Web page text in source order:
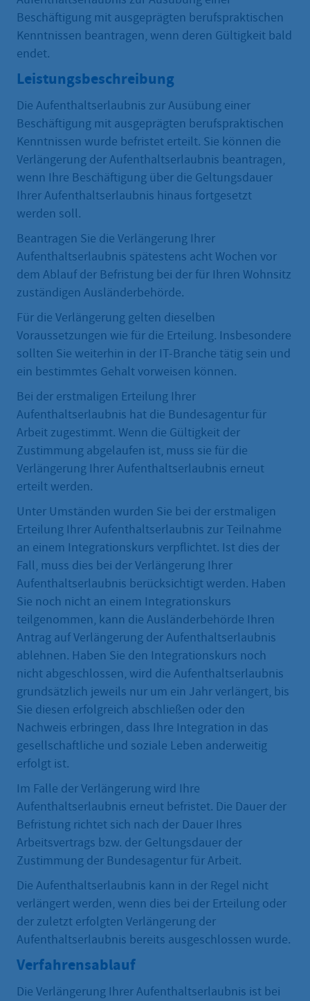
Beschäftigung mit ausgeprägten berufspraktischen
Kenntnissen beantragen, wenn deren Gültigkeit bald
endet.
Leistungsbeschreibung
Die Aufenthaltserlaubnis zur Ausübung einer
Beschäftigung mit ausgeprägten berufspraktischen
Kenntnissen wurde befristet erteilt. Sie können die
Verlängerung der Aufenthaltserlaubnis beantragen,
wenn Ihre Beschäftigung über die Geltungsdauer
Ihrer Aufenthaltserlaubnis hinaus fortgesetzt
werden soll.
Beantragen Sie die Verlängerung Ihrer
Aufenthaltserlaubnis spätestens acht Wochen vor
dem Ablauf der Befristung bei der für Ihren Wohnsitz
zuständigen Ausländerbehörde.
Für die Verlängerung gelten dieselben
Voraussetzungen wie für die Erteilung. Insbesondere
sollten Sie weiterhin in der IT-Branche tätig sein und
ein bestimmtes Gehalt vorweisen können.
Bei der erstmaligen Erteilung Ihrer
Aufenthaltserlaubnis hat die Bundesagentur für
Arbeit zugestimmt. Wenn die Gültigkeit der
Zustimmung abgelaufen ist, muss sie für die
Verlängerung Ihrer Aufenthaltserlaubnis erneut
erteilt werden.
Unter Umständen wurden Sie bei der erstmaligen
Erteilung Ihrer Aufenthaltserlaubnis zur Teilnahme
an einem Integrationskurs verpflichtet. Ist dies der
Fall, muss dies bei der Verlängerung Ihrer
Aufenthaltserlaubnis berücksichtigt werden. Haben
Sie noch nicht an einem Integrationskurs
teilgenommen, kann die Ausländerbehörde Ihren
Antrag auf Verlängerung der Aufenthaltserlaubnis
ablehnen. Haben Sie den Integrationskurs noch
nicht abgeschlossen, wird die Aufenthaltserlaubnis
grundsätzlich jeweils nur um ein Jahr verlängert, bis
Sie diesen erfolgreich abschließen oder den
Nachweis erbringen, dass Ihre Integration in das
gesellschaftliche und soziale Leben anderweitig
erfolgt ist.
Im Falle der Verlängerung wird Ihre
Aufenthaltserlaubnis erneut befristet. Die Dauer der
Befristung richtet sich nach der Dauer Ihres
Arbeitsvertrags bzw. der Geltungsdauer der
Zustimmung der Bundesagentur für Arbeit.
Die Aufenthaltserlaubnis kann in der Regel nicht
verlängert werden, wenn dies bei der Erteilung oder
der zuletzt erfolgten Verlängerung der
Aufenthaltserlaubnis bereits ausgeschlossen wurde.
Verfahrensablauf
Die Verlängerung Ihrer Aufenthaltserlaubnis ist bei